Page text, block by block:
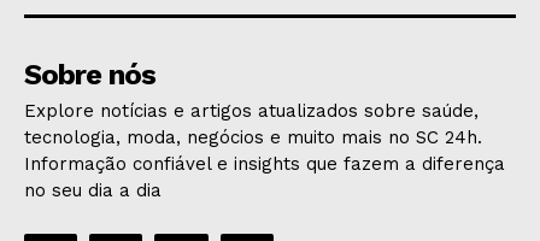
Sobre nós
Explore notícias e artigos atualizados sobre saúde,
tecnologia, moda, negócios e muito mais no SC 24h.
Informação confiável e insights que fazem a diferença
no seu dia a dia